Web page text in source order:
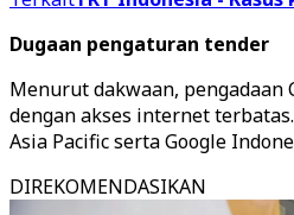
Dugaan pengaturan tender
Menurut dakwaan,
dengan akses internet
Asia Pacific serta Google
DIREKOMENDASIKAN